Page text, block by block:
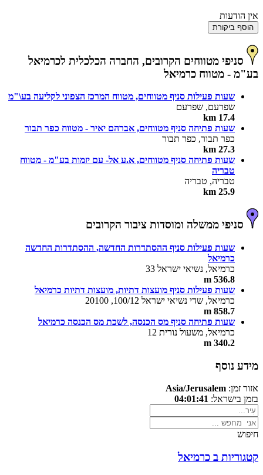
אין הודעות
הוסף ביקורת
סניפי מטווחים הקרובים, החברה הכלכלית לכרמיאל
בע"מ - מטווח כרמיאל
שעות פעילות סניף מטווחים, מטווח המרכז הצפוני לקליעה בע\"מ
שפרעם, שפרעם
17.4 km
שעות פתיחה סניף מטווחים, אברהם יאיר - מטווח כפר תבור
כפר תבור, כפר תבור
27.3 km
שעות פתיחה סניף מטווחים, א.ע אל- עם יזמות בע"מ - מטווח
טבריה
טבריה, טבריה
25.9 km
סניפי ממשלה ומוסדות ציבור הקרובים
שעות פעילות סניף ההסתדרות החדשה, ההסתדרות החדשה
כרמיאל
כרמיאל, נשיאי ישראל 33
536.8 m
שעות פעילות סניף מועצות דתיות, מועצות דתיות כרמיאל
כרמיאל, שדי נשיאי ישראל 100/12, 20100
858.7 m
שעות פתיחה סניף מס הכנסה, לשכת מס הכנסה כרמיאל
כרמיאל, משעול נורית 12
340.2 m
מידע נוסף
אזור זמן: Asia/Jerusalem
בזמן בישראל: 04:01:41
חיפוש
קטגוריות ב כרמיאל